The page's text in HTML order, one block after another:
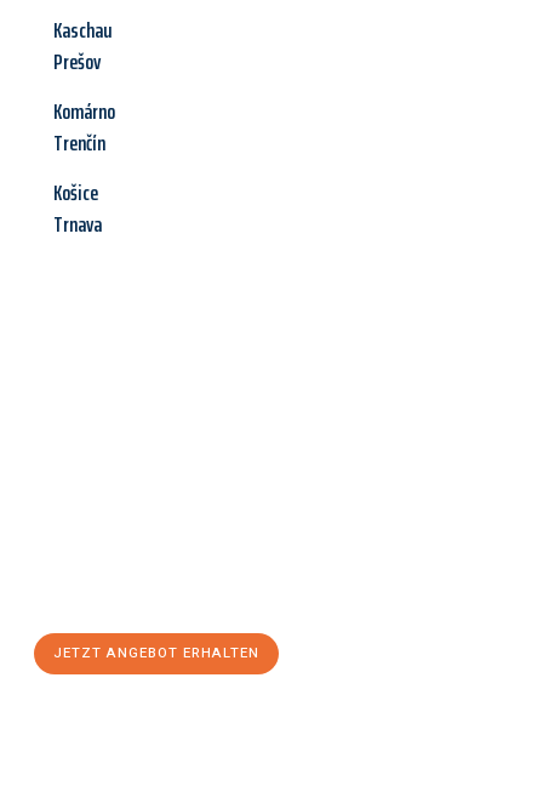
Kaschau
Prešov
Komárno
Trenčín
Košice
Trnava
JETZT ANGEBOT ERHALTEN